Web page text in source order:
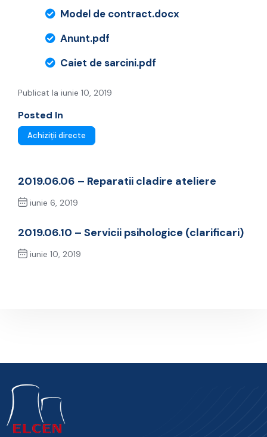
Model de contract.docx
Anunt.pdf
Caiet de sarcini.pdf
Publicat la iunie 10, 2019
Posted In
Achiziții directe
2019.06.06 – Reparatii cladire ateliere
iunie 6, 2019
2019.06.10 – Servicii psihologice (clarificari)
iunie 10, 2019